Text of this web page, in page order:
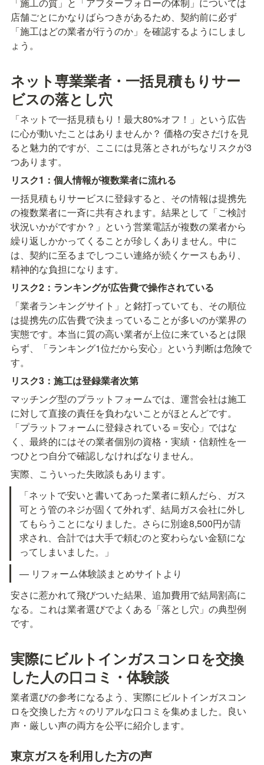
店舗ごとにかなりばらつきがあるため、契約前に必ず
「施工はどの業者が行うのか」を確認するようにしまし
ょう。
ネット専業業者・一括見積もりサー
ビスの落とし穴
「ネットで一括見積もり！最大80%オフ！」という広告
に心が動いたことはありませんか？ 価格の安さだけを見
ると魅力的ですが、ここには見落とされがちなリスクが3
つあります。
リスク1：個人情報が複数業者に流れる
一括見積もりサービスに登録すると、その情報は提携先
の複数業者に一斉に共有されます。結果として「ご検討
状況いかがですか？」という営業電話が複数の業者から
繰り返しかかってくることが珍しくありません。中に
は、契約に至るまでしつこい連絡が続くケースもあり、
精神的な負担になります。
リスク2：ランキングが広告費で操作されている
「業者ランキングサイト」と銘打っていても、その順位
は提携先の広告費で決まっていることが多いのが業界の
実態です。本当に質の高い業者が上位に来ているとは限
らず、「ランキング1位だから安心」という判断は危険で
す。
リスク3：施工は登録業者次第
マッチング型のプラットフォームでは、運営会社は施工
に対して直接の責任を負わないことがほとんどです。
「プラットフォームに登録されている＝安心」ではな
く、最終的にはその業者個別の資格・実績・信頼性を一
つひとつ自分で確認しなければなりません。
実際、こういった失敗談もあります。
「ネットで安いと書いてあった業者に頼んだら、ガス
可とう管のネジが固くて外れず、結局ガス会社に外し
てもらうことになりました。さらに別途8,500円が請
求され、合計では大手で頼むのと変わらない金額にな
ってしまいました。」
— リフォーム体験談まとめサイトより
安さに惹かれて飛びついた結果、追加費用で結局割高に
なる。これは業者選びでよくある「落とし穴」の典型例
です。
実際にビルトインガスコンロを交換
した人の口コミ・体験談
業者選びの参考になるよう、実際にビルトインガスコン
ロを交換した方々のリアルな口コミを集めました。良い
声・厳しい声の両方を公平に紹介します。
東京ガスを利用した方の声